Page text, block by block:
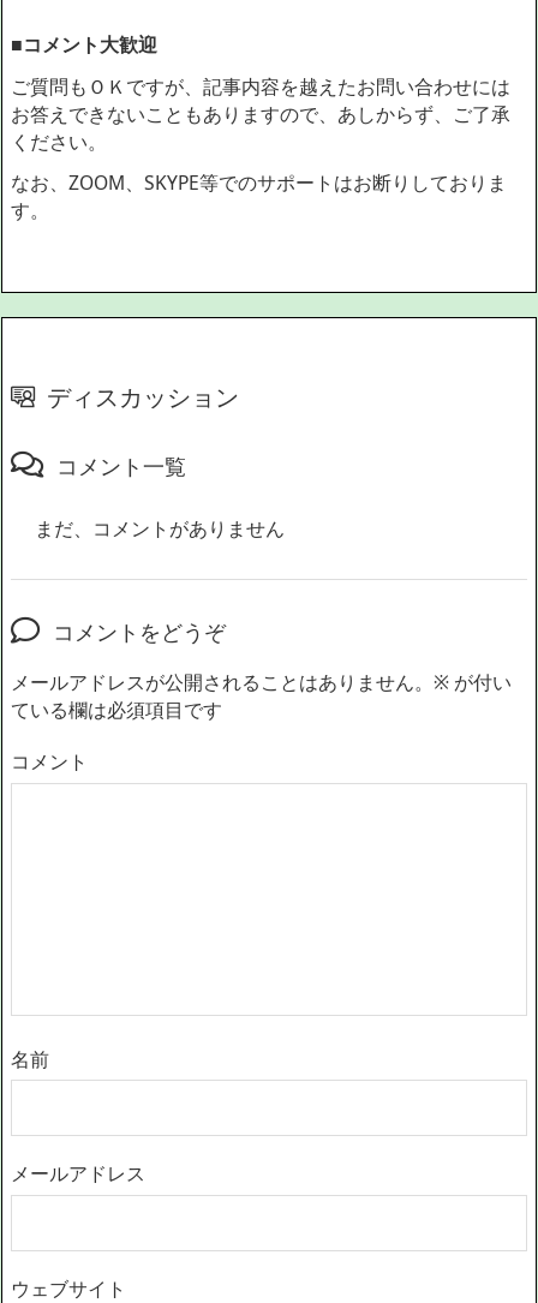
■コメント大歓迎
ご質問もＯＫですが、記事内容を越えたお問い合わせには
お答えできないこともありますので、あしからず、ご了承
ください。
なお、ZOOM、SKYPE等でのサポートはお断りしておりま
す。
ディスカッション
コメント一覧
まだ、コメントがありません
コメントをどうぞ
メールアドレスが公開されることはありません。 ※ が付い
ている欄は必須項目です
コメント
名前
メールアドレス
ウェブサイト